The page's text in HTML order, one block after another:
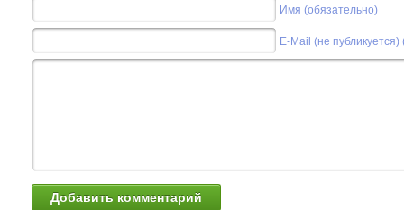
Имя (обязательно)
E-Mail (не